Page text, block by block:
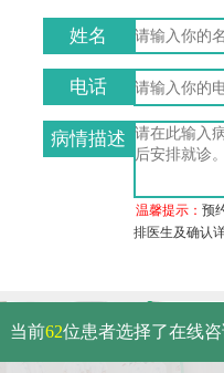
姓名
电话
病情描述
温馨提示：预
排医生及确认
当前62位患者选择了在线咨